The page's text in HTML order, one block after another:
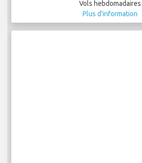
Vols hebdomadaires
Plus d'information